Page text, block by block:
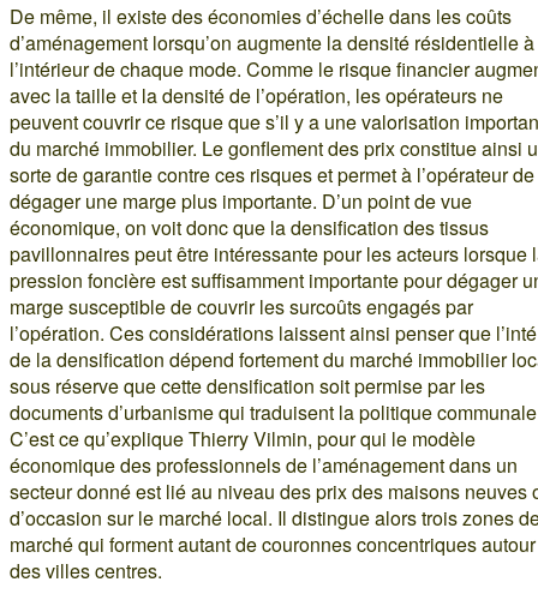
De même, il existe des économies d’échelle dans les coûts
d’aménagement lorsqu’on augmente la densité résidentielle à
l’intérieur de chaque mode. Comme le risque financier
avec la taille et la densité de l’opération, les opérateurs ne
peuvent couvrir ce risque que s’il y a une valorisation
du marché immobilier. Le gonflement des prix constitue ainsi
sorte de garantie contre ces risques et permet à l’opérateur de
dégager une marge plus importante. D’un point de vue
économique, on voit donc que la densification des tissus
pavillonnaires peut être intéressante pour les acteurs lorsque
pression foncière est suffisamment importante pour dégager
marge susceptible de couvrir les surcoûts engagés par
l’opération. Ces considérations laissent ainsi penser que
de la densification dépend fortement du marché immobilier
sous réserve que cette densification soit permise par les
documents d’urbanisme qui traduisent la politique
C’est ce qu’explique Thierry Vilmin, pour qui le modèle
économique des professionnels de l’aménagement dans un
secteur donné est lié au niveau des prix des maisons neuves
d’occasion sur le marché local. Il distingue alors trois zones
marché qui forment autant de couronnes concentriques autour
des villes centres.